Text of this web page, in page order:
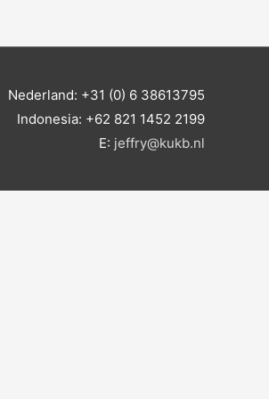
Nederland: +31 (0) 6 38613795
Indonesia: +62 821 1452 2199
E: jeffry@kukb.nl